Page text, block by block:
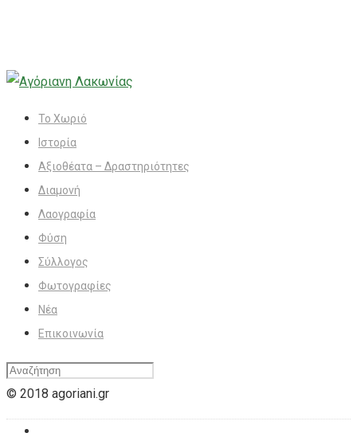
Το Χωριό
Ιστορία
Αξιοθέατα – Δραστηριότητες
Διαμονή
Λαογραφία
Φύση
Σύλλογος
Φωτογραφίες
Νέα
Επικοινωνία
© 2018 agoriani.gr